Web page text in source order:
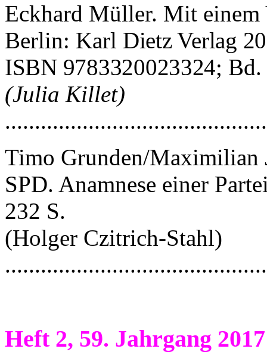
Eckhard Müller. Mit
Berlin: Karl Dietz Verlag
ISBN 9783320023324; Bd.
(Julia Killet)
Timo Grunden/Maximilian
SPD. Anamnese einer
232 S.
(Holger Czitrich-Stahl)
Heft 2, 59. Jahrgang